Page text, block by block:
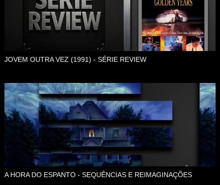
JOVEM OUTRA VEZ (1991) - SÉRIE REVIEW
A HORA DO ESPANTO - SEQUÊNCIAS E REIMAGINAÇÕES